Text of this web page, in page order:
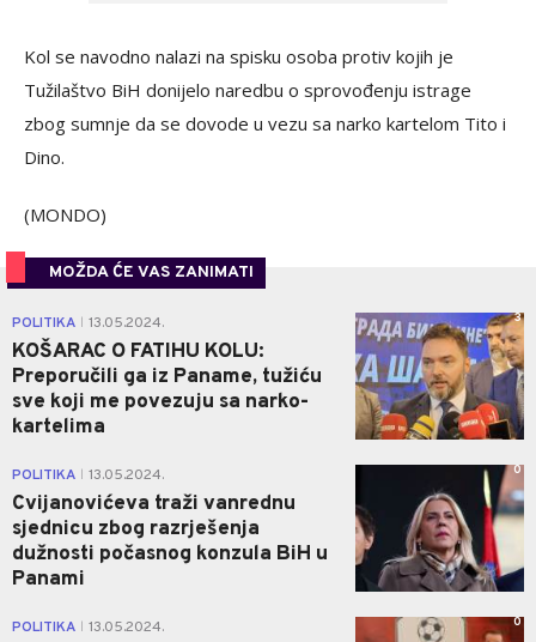
Kol se navodno nalazi na spisku osoba protiv kojih je
Tužilaštvo BiH donijelo naredbu o sprovođenju istrage
zbog sumnje da se dovode u vezu sa narko kartelom Tito i
Dino.
(MONDO)
MOŽDA ĆE VAS ZANIMATI
POLITIKA 13.05.2024.
KOŠARAC O FATIHU KOLU:
Preporučili ga iz Paname, tužiću
sve koji me povezuju sa narko-
kartelima
3
POLITIKA 13.05.2024.
Cvijanovićeva traži vanrednu
sjednicu zbog razrješenja
dužnosti počasnog konzula BiH u
Panami
0
POLITIKA 13.05.2024. 0